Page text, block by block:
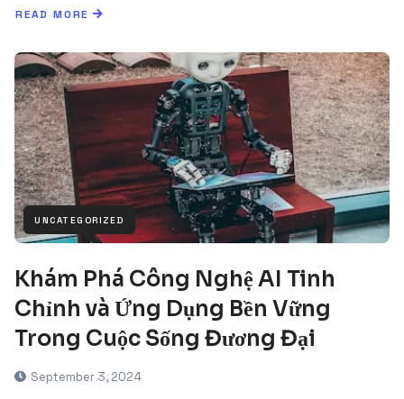
READ MORE
UNCATEGORIZED
Khám Phá Công Nghệ AI Tinh
Chỉnh và Ứng Dụng Bền Vững
Trong Cuộc Sống Đương Đại
September 3, 2024